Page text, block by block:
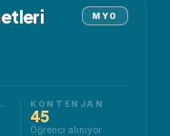
MYO
KONTENJAN
45
Öğrenci alınıyor